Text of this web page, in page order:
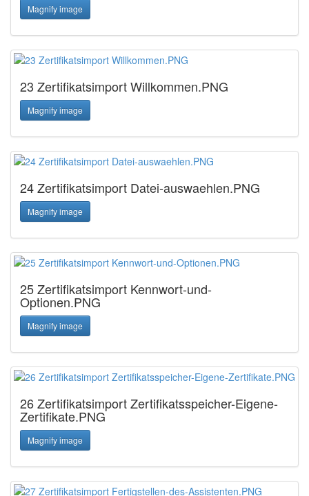
Magnify image
23 Zertifikatsimport Willkommen.PNG
Magnify image
24 Zertifikatsimport Datei-auswaehlen.PNG
Magnify image
25 Zertifikatsimport Kennwort-und-
Optionen.PNG
Magnify image
26 Zertifikatsimport Zertifikatsspeicher-Eigene-
Zertifikate.PNG
Magnify image